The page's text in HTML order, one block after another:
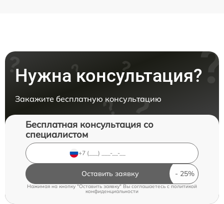
Нужна консультация?
Закажите бесплатную консультацию
Бесплатная консультация со
специалистом
Оставить заявку
Нажимая на кнопку "Оставить заявку" Вы соглашаетесь cполитикой
конфиденциальности